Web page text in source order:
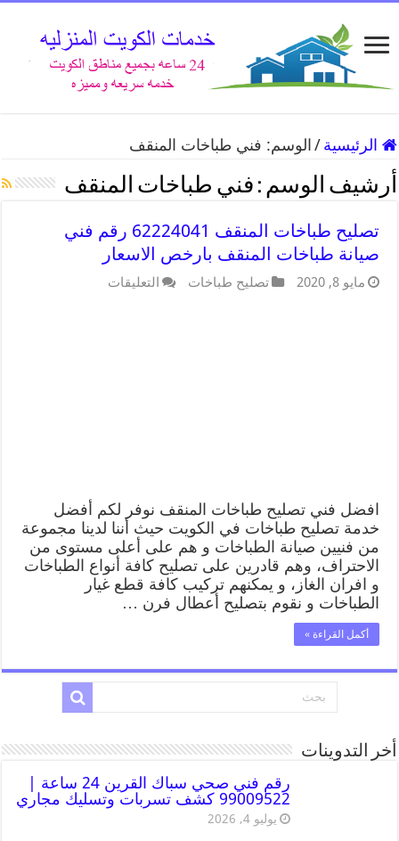
الرئيسية / الوسم: فني طباخات المنقف
أرشيف الوسم : فني طباخات المنقف
تصليح طباخات المنقف 62224041 رقم فني
صيانة طباخات المنقف بارخص الاسعار
مايو 8, 2020 تصليح طباخات التعليقات
افضل فني تصليح طباخات المنقف نوفر لكم أفضل
خدمة تصليح طباخات في الكويت حيث أننا لدينا مجموعة
من فنيين صيانة الطباخات و هم على أعلى مستوى من
الاحتراف، وهم قادرين على تصليح كافة أنواع الطباخات
و افران الغاز، و يمكنهم تركيب كافة قطع غيار
الطباخات و نقوم بتصليح أعطال فرن …
أكمل القراءة »
أخر التدوينات
رقم فني صحي سباك القرين 24 ساعة |
99009522 كشف تسربات وتسليك مجاري
يوليو 4, 2026